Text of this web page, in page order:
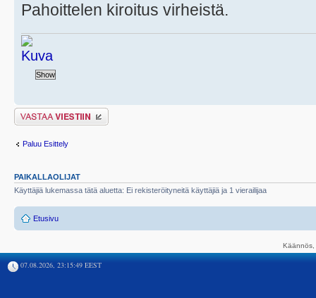
Pahoittelen kiroitus virheistä.
Lähetä vastaus
Paluu Esittely
PAIKALLAOLIJAT
Käyttäjiä lukemassa tätä aluetta: Ei rekisteröityneitä käyttäjiä ja 1 vierailijaa
Etusivu
07.08.2026, 23:15:49 EEST